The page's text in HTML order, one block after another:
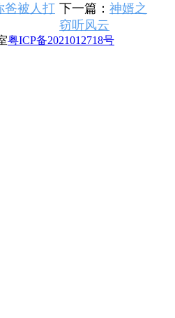
爸被人打 下一篇：神婿之
窃听风云
粤ICP备2021012718号